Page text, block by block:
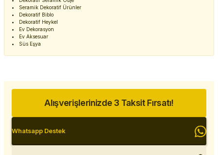
Seramik Dekoratif Ürünler
Dekoratif Biblo
Dekoratif Heykel
Ev Dekorasyon
Ev Aksesuar
Süs Eşya
Alışverişlerinizde 3 Taksit Fırsatı!
Whatsapp Destek